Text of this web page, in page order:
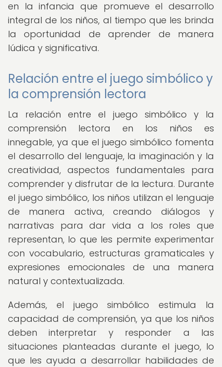
en la infancia que promueve el desarrollo
integral de los niños, al tiempo que les brinda
la oportunidad de aprender de manera
lúdica y significativa.
Relación entre el juego simbólico y
la comprensión lectora
La relación entre el juego simbólico y la
comprensión lectora en los niños es
innegable, ya que el juego simbólico fomenta
el desarrollo del lenguaje, la imaginación y la
creatividad, aspectos fundamentales para
comprender y disfrutar de la lectura. Durante
el juego simbólico, los niños utilizan el lenguaje
de manera activa, creando diálogos y
narrativas para dar vida a los roles que
representan, lo que les permite experimentar
con vocabulario, estructuras gramaticales y
expresiones emocionales de una manera
natural y contextualizada.
Además, el juego simbólico estimula la
capacidad de comprensión, ya que los niños
deben interpretar y responder a las
situaciones planteadas durante el juego, lo
que les ayuda a desarrollar habilidades de